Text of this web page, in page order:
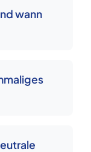
wann